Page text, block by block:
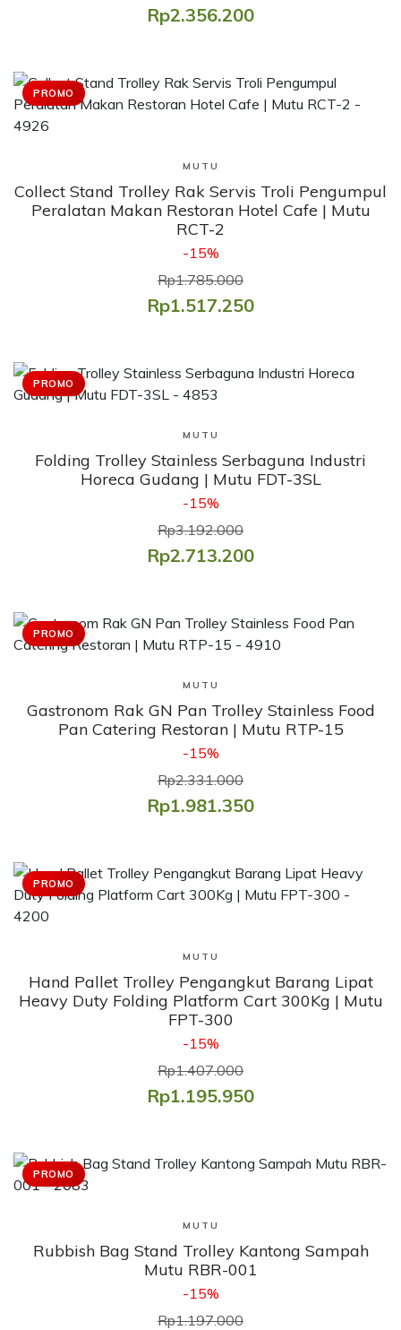
Rp2.356.200
PROMO
Lihat Produk
MUTU
Collect Stand Trolley Rak Servis Troli Pengumpul
Peralatan Makan Restoran Hotel Cafe | Mutu
RCT-2
-15%
Rp1.785.000
Rp1.517.250
PROMO
Lihat Produk
MUTU
Folding Trolley Stainless Serbaguna Industri
Horeca Gudang | Mutu FDT-3SL
-15%
Rp3.192.000
Rp2.713.200
PROMO
Lihat Produk
MUTU
Gastronom Rak GN Pan Trolley Stainless Food
Pan Catering Restoran | Mutu RTP-15
-15%
Rp2.331.000
Rp1.981.350
PROMO
Lihat Produk
MUTU
Hand Pallet Trolley Pengangkut Barang Lipat
Heavy Duty Folding Platform Cart 300Kg | Mutu
FPT-300
-15%
Rp1.407.000
Rp1.195.950
PROMO
Lihat Produk
MUTU
Rubbish Bag Stand Trolley Kantong Sampah
Mutu RBR-001
-15%
Rp1.197.000